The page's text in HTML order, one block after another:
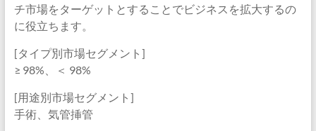
チ市場をターゲットとすることでビジネスを拡大するの
に役立ちます。
[タイプ別市場セグメント]
≥ 98%、＜ 98%
[用途別市場セグメント]
手術、気管挿管